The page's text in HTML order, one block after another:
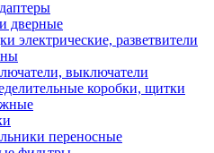
дверные
электрические, разветвители
выключатели
коробки, щитки
переносные